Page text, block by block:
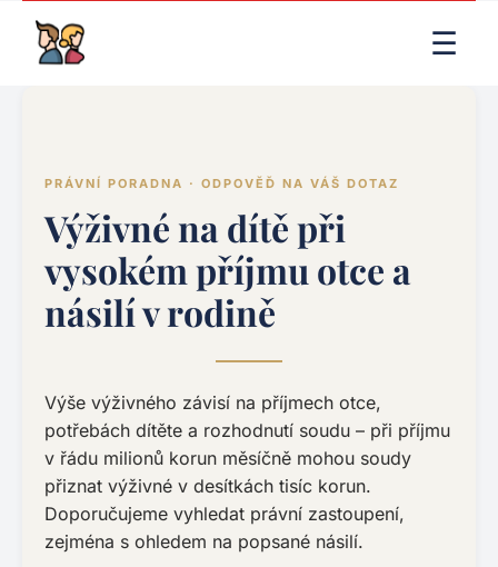
☰
PRÁVNÍ PORADNA · ODPOVĚĎ NA VÁŠ DOTAZ
Výživné na dítě při
vysokém příjmu otce a
násilí v rodině
Výše výživného závisí na příjmech otce,
potřebách dítěte a rozhodnutí soudu – při příjmu
v řádu milionů korun měsíčně mohou soudy
přiznat výživné v desítkách tisíc korun.
Doporučujeme vyhledat právní zastoupení,
zejména s ohledem na popsané násilí.